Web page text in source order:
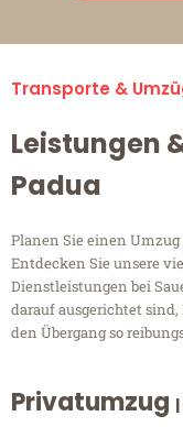
Transporte &
Leistungen
Padua
Planen Sie einen
Entdecken Sie unsere
Dienstleistungen bei
darauf ausgerichtet
den Übergang so
Privatumzug